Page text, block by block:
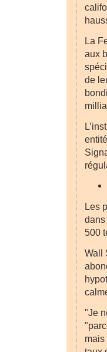
La
aux
de
Les
dans
500
Wall
"Je
mais